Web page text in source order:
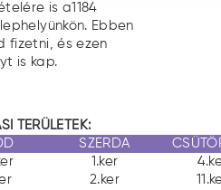
is a1184
Ebben
fizetni, és ezen
is kap.
TERÜLETEK:
SZERDA
1.ker
2.ker